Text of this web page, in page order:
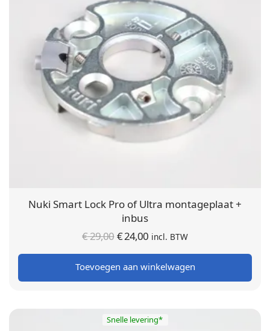
Nuki Smart Lock Pro of Ultra montageplaat +
inbus
€29,00Oorspronkelijke
prijs was:
€ 29,00.
€24,00 Huidige
prijs is:
€ 24,00.
incl. BTW
Toevoegen aan winkelwagen
Snelle levering*